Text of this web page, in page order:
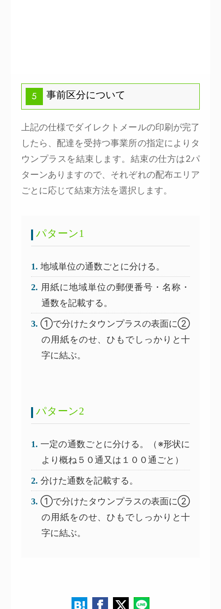
5 事前区分について
上記の仕様でダイレクトメールの印刷が完了
したら、配達を受持つ事業所の指定によりタ
ウンプラスを結束します。結束の仕方は2パ
ターンありますので、それぞれの配布エリア
ごとに応じて結束方法を選択します。
パターン1
地域単位の通数ごとに分ける。
用紙に地域単位の郵便番号・名称・
通数を記載する。
①で分けたタウンプラスの表面に②
の用紙をのせ、ひもでしっかりと十
字に結ぶ。
パターン2
一定の通数ごとに分ける。（※形状に
より概ね５０通又は１００通ごと）
分けた通数を記載する。
①で分けたタウンプラスの表面に②
の用紙をのせ、ひもでしっかりと十
字に結ぶ。